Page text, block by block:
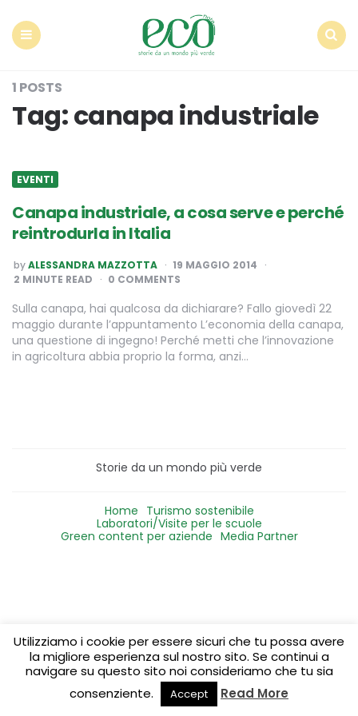
1 POSTS
Tag:canapa industriale
EVENTI
Canapa industriale, a cosa serve e perché
reintrodurla in Italia
POSTED
BY
byALESSANDRA MAZZOTTA
19 MAGGIO 2014
2 MINUTE READ 0 COMMENTS
Sulla canapa, hai qualcosa da dichiarare? Fallo giovedì 22
maggio durante l’appuntamento L’economia della canapa,
una questione di ingegno! Perché metti che l’innovazione
in agricoltura abbia proprio la forma, anzi…
Storie da un mondo più verde
Home Turismo sostenibile
Laboratori/Visite per le scuole
Green content per aziende Media Partner
Utilizziamo i cookie per essere sicuri che tu possa avere
la migliore esperienza sul nostro sito. Se continui a
navigare su questo sito noi consideriamo che tu sia
consenziente.
Accept Read More